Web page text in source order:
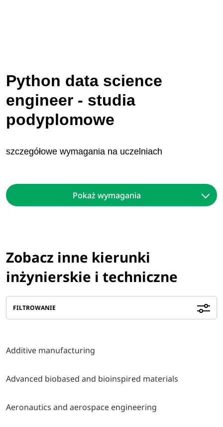
Python data science
engineer - studia
podyplomowe
szczegółowe wymagania na uczelniach
Pokaż wymagania
Zobacz inne kierunki
inżynierskie i techniczne
FILTROWANIE
Additive manufacturing
Advanced biobased and bioinspired materials
Aeronautics and aerospace engineering